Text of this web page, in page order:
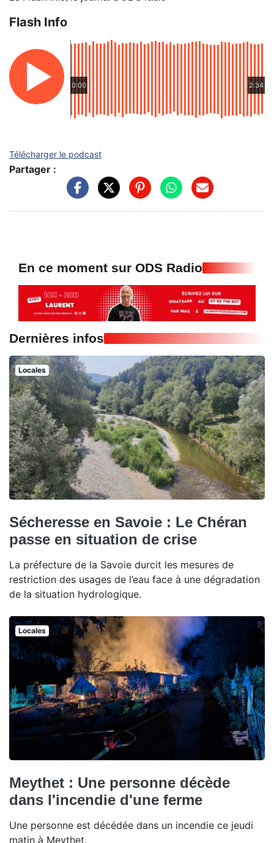
Flash Info
0:00 2:34
Télécharger le podcast
Partager :
En ce moment sur ODS Radio
Dernières infos
Locales
Sécheresse en Savoie : Le Chéran
passe en situation de crise
La préfecture de la Savoie durcit les mesures de
restriction des usages de l’eau face à une dégradation
de la situation hydrologique.
Locales
Meythet : Une personne décède
dans l'incendie d'une ferme
Une personne est décédée dans un incendie ce jeudi
matin à Meythet.